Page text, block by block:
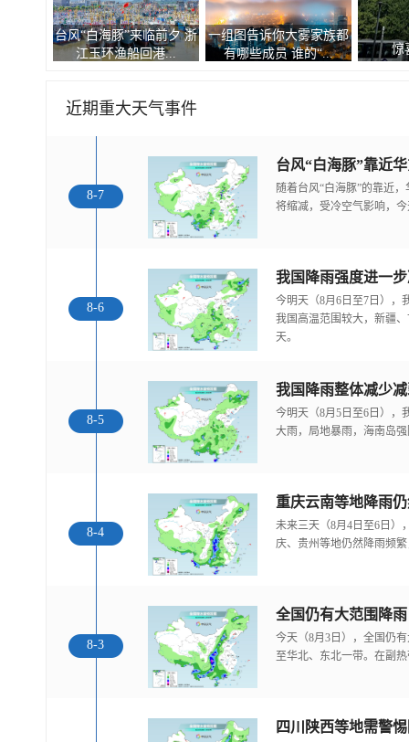
台风“白海豚”来临前夕 浙
江玉环渔船回港...
一组图告诉你大雾家族都
有哪些成员 谁的“...
惊
近期重大天气事件
8-7
随着台风“白海豚”的靠近
将缩减，受冷空气影响，
8-6
今明天（8月6日至7日），
我国高温范围较大，新疆
天。
8-5
我国降雨整体减少
今明天（8月5日至6日），
大雨，局地暴雨，海南岛
8-4
重庆云南等地降雨
未来三天（8月4日至6日）
庆、贵州等地仍然降雨频
8-3
全国仍有大范围降
今天（8月3日），全国仍
至华北、东北一带。在副